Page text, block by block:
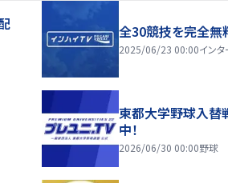
全30競技を完全無
2025/06/23 00:00イン
東都大学野球入替
中！
2026/06/30 00:00野球